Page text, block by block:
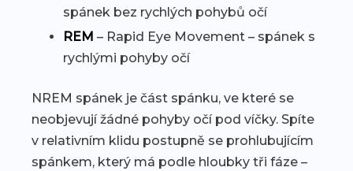
spánek bez rychlých pohybů očí
REM – Rapid Eye Movement – spánek s
rychlými pohyby očí
NREM spánek je část spánku, ve které se
neobjevují žádné pohyby očí pod víčky. Spíte
v relativním klidu postupně se prohlubujícím
spánkem, který má podle hloubky tři fáze –